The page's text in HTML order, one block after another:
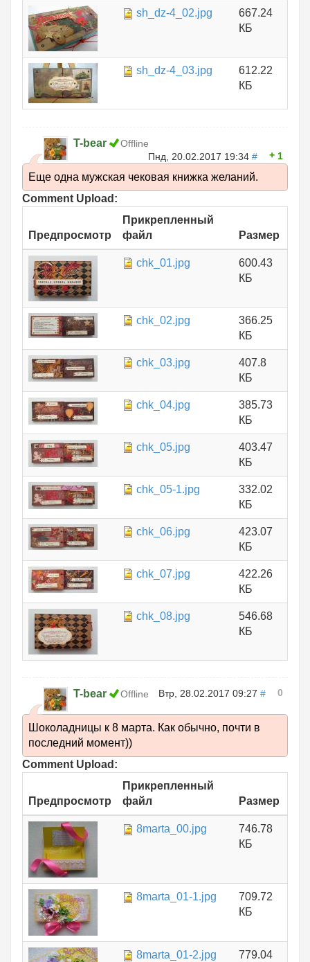
sh_dz-4_02.jpg
667.24
КБ
sh_dz-4_03.jpg
612.22
КБ
T-bear
Offline
Пнд, 20.02.2017 19:34 # 1
Еще одна мужская чековая книжка желаний.
Comment Upload:
Предпросмотр
Прикрепленный
файл
Размер
chk_01.jpg
600.43
КБ
chk_02.jpg
366.25
КБ
chk_03.jpg
407.8
КБ
chk_04.jpg
385.73
КБ
chk_05.jpg
403.47
КБ
chk_05-1.jpg
332.02
КБ
chk_06.jpg
423.07
КБ
chk_07.jpg
422.26
КБ
chk_08.jpg
546.68
КБ
T-bear Offline Втр, 28.02.2017 09:27 # 0
Шоколадницы к 8 марта. Как обычно, почти в
последний момент))
Comment Upload:
Предпросмотр
Прикрепленный
файл
Размер
8marta_00.jpg
746.78
КБ
8marta_01-1.jpg
709.72
КБ
8marta_01-2.jpg
779.04